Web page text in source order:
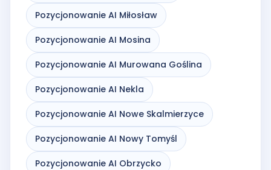
Pozycjonowanie AI Miłosław
Pozycjonowanie AI Mosina
Pozycjonowanie AI Murowana Goślina
Pozycjonowanie AI Nekla
Pozycjonowanie AI Nowe Skalmierzyce
Pozycjonowanie AI Nowy Tomyśl
Pozycjonowanie AI Obrzycko